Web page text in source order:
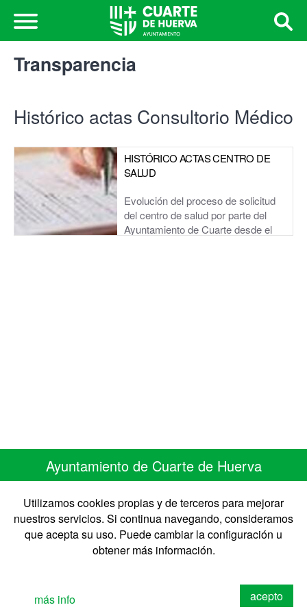
Transparencia
Histórico actas Consultorio Médico
HISTÓRICO ACTAS CENTRO DE
SALUD
Evolución del proceso de solicitud
del centro de salud por parte del
Ayuntamiento de Cuarte desde el
Ayuntamiento de Cuarte de Huerva
C/ Monasterio de Siresa 7
50410 Cuarte de Huerva ZARAGOZA
Telefono 976 50 30 67 • Fax 976 50 41 41
CIF: P-5008900-B
acepto
más info
Utilizamos cookies propias y de terceros para mejorar
nuestros servicios. Si continua navegando, consideramos
que acepta su uso. Puede cambiar la configuración u
obtener más información.